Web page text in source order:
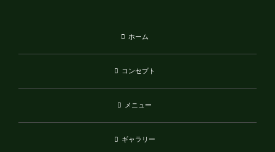
ホーム
コンセプト
メニュー
ギャラリー